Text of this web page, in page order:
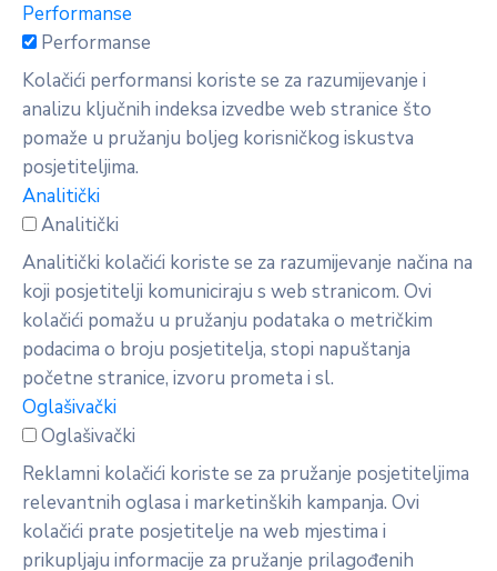
Performanse
Performanse
Kolačići performansi koriste se za razumijevanje i
analizu ključnih indeksa izvedbe web stranice što
pomaže u pružanju boljeg korisničkog iskustva
posjetiteljima.
Analitički
Analitički
Analitički kolačići koriste se za razumijevanje načina na
koji posjetitelji komuniciraju s web stranicom. Ovi
kolačići pomažu u pružanju podataka o metričkim
podacima o broju posjetitelja, stopi napuštanja
početne stranice, izvoru prometa i sl.
Oglašivački
Oglašivački
Reklamni kolačići koriste se za pružanje posjetiteljima
relevantnih oglasa i marketinških kampanja. Ovi
kolačići prate posjetitelje na web mjestima i
prikupljaju informacije za pružanje prilagođenih